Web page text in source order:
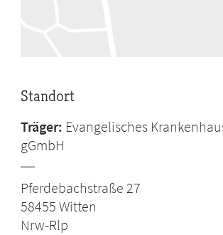
Standort
Träger: Evangelisches
gGmbH
Pferdebachstraße 27
58455 Witten
Nrw-Rlp